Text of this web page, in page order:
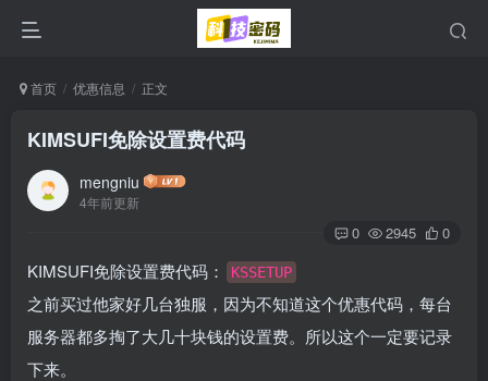
首页 优惠信息 正文
KIMSUFI免除设置费代码
mengniu
4年前更新
0 2945 0
KIMSUFI免除设置费代码： KSSETUP
之前买过他家好几台独服，因为不知道这个优惠代码，每台
服务器都多掏了大几十块钱的设置费。所以这个一定要记录
下来。